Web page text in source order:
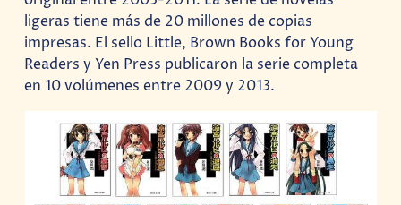
ligeras tiene más de 20 millones de copias
impresas. El sello Little, Brown Books for Young
Readers y Yen Press publicaron la serie completa
en 10 volúmenes entre 2009 y 2013.